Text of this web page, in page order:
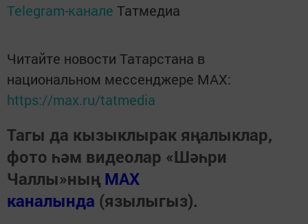
Telegram-канале Татмедиа
Читайте новости Татарстана в
национальном мессенджере MАХ:
https://max.ru/tatmedia
Тагы да кызыклырак яңалыклар,
фото һәм видеолар «Шәһри
Чаллы»ның MAX
каналында (язылыгыз).